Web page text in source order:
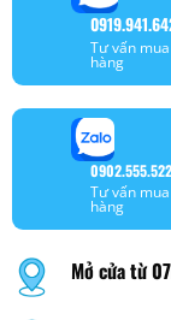
Tư vấn mua
hàng
0902.555.522
Tư vấn mua
hàng
Mở cửa từ